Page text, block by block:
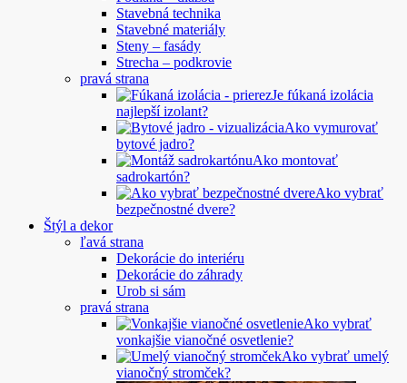
Stavebná technika
Stavebné materiály
Steny – fasády
Strecha – podkrovie
pravá strana
Je fúkaná izolácia
najlepší izolant?
Ako vymurovať
bytové jadro?
Ako montovať
sadrokartón?
Ako vybrať
bezpečnostné dvere?
Štýl a dekor
ľavá strana
Dekorácie do interiéru
Dekorácie do záhrady
Urob si sám
pravá strana
Ako vybrať
vonkajšie vianočné osvetlenie?
Ako vybrať umelý
vianočný stromček?